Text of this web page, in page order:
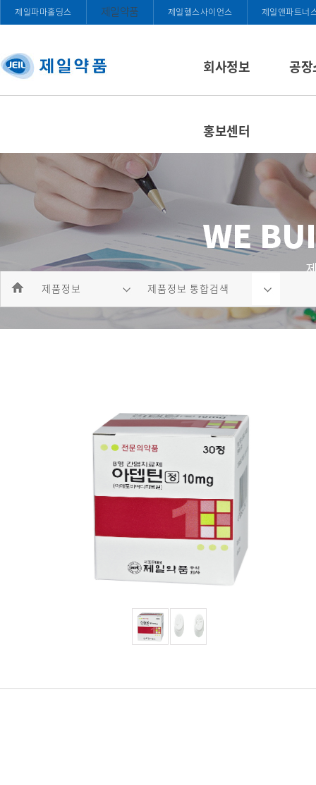
제일파마홀딩스 제일약품 제일헬스사이언스 제일앤파트너
회사정보 공
홍보센터
제품정보 제품정보 통합검색